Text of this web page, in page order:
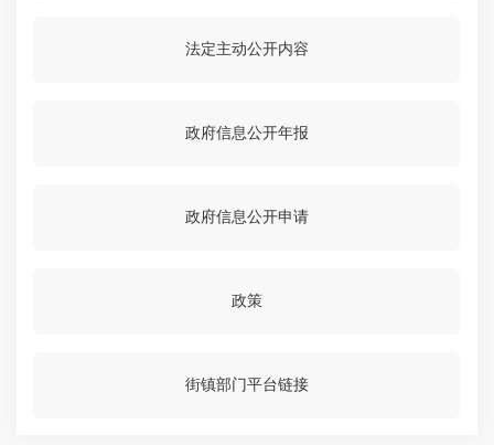
法定主动公开内容
政府信息公开年报
政府信息公开申请
政策
街镇部门平台链接